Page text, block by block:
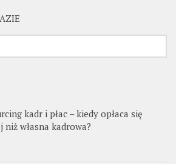
kadr i płac – kiedy opłaca się
niż własna kadrowa?